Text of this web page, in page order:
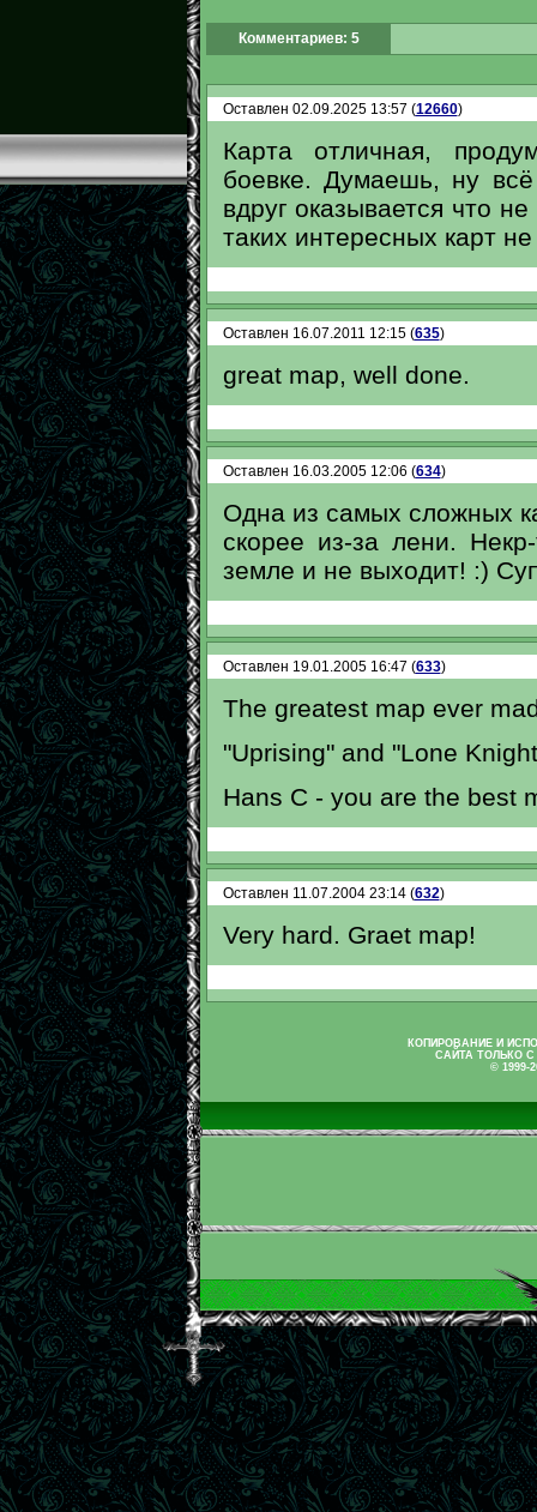
Комментариев: 5
Оставлен 02.09.2025 13:57 (12660)
Карта отличная,
боевке. Думаешь, ну
вдруг оказывается что
таких интересных карт
Оставлен 16.07.2011 12:15 (635)
great map, well done.
Оставлен 16.03.2005 12:06 (634)
Одна из самых сложных
скорее из-за лени.
земле и не выходит! :)
Оставлен 19.01.2005 16:47 (633)
The greatest map ever
"Uprising" and "Lone
Hans C - you are the best
Оставлен 11.07.2004 23:14 (632)
Very hard. Graet map!
КОПИРОВАНИЕ И
САЙТА ТОЛЬКО
© 1999-